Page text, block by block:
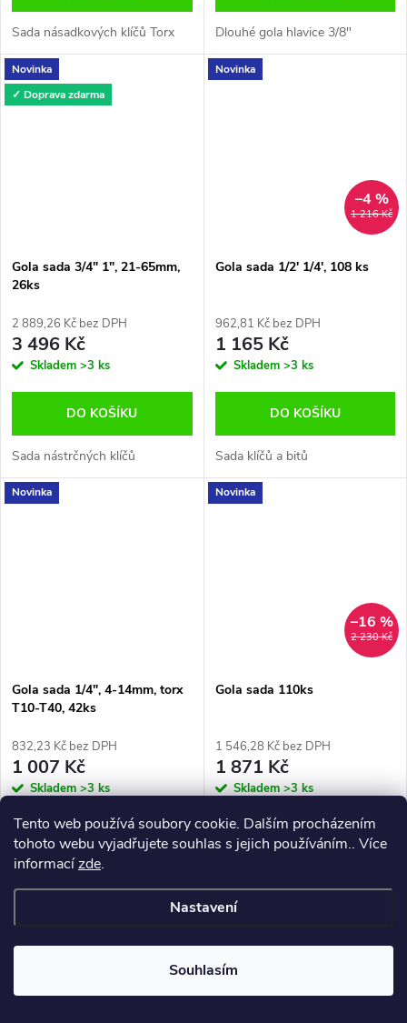
Tento web používá soubory cookie. Dalším procházením
tohoto webu vyjadřujete souhlas s jejich používáním.. Více
informacízde.
Nastavení
Souhlasím
Sada násadkových klíčů Torx Dlouhé gola hlavice 3/8"
Novinka
✓ Doprava zdarma
Gola sada 3/4" 1", 21-65mm,
26ks
2 889,26 Kč bez DPH
3 496 Kč
Skladem >3 ks
DO KOŠÍKU
Sada nástrčných klíčů
Novinka
1 216 Kč
–4 %
Gola sada 1/2' 1/4', 108 ks
962,81 Kč bez DPH
1 165 Kč
Skladem >3 ks
DO KOŠÍKU
Sada klíčů a bitů
Novinka
Gola sada 1/4", 4-14mm, torx
T10-T40, 42ks
832,23 Kč bez DPH
1 007 Kč
Skladem>3 ks
DO KOŠÍKU
Novinka
2 230 Kč
–16 %
Gola sada 110ks
1 546,28 Kč bez DPH
1 871 Kč
Skladem>3 ks
DO KOŠÍKU
Novinka